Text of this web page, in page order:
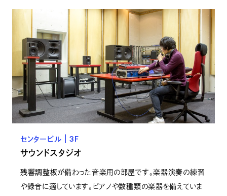
センタービル | 3F
サウンドスタジオ
残響調整板が備わった音楽用の部屋です。楽器演奏の練習
や録音に適しています。ピアノや数種類の楽器を備えていま